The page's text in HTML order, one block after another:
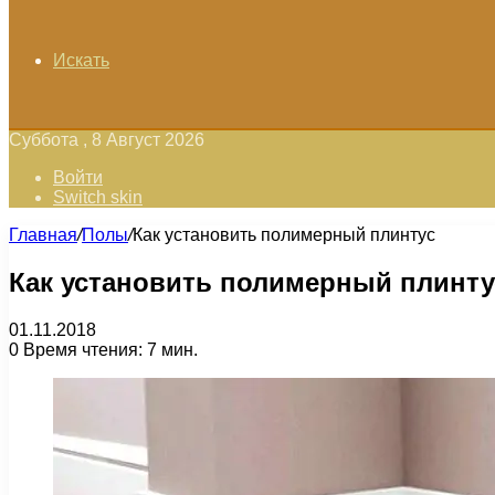
Искать
Суббота , 8 Август 2026
Войти
Switch skin
Главная/Полы/Как установить полимерный плинтус
Как установить полимерный
01.11.2018
0 Время чтения: 7 мин.